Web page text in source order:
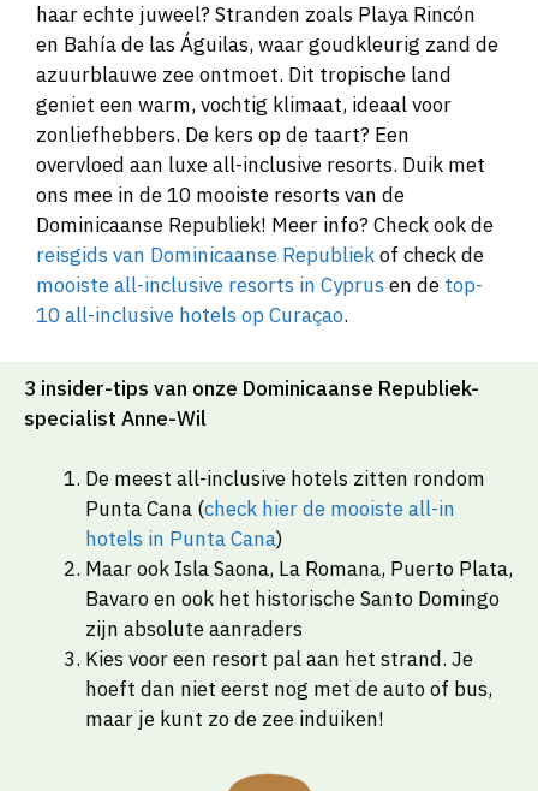
haar echte juweel? Stranden zoals Playa Rincón
en Bahía de las Águilas, waar goudkleurig zand de
azuurblauwe zee ontmoet. Dit tropische land
geniet een warm, vochtig klimaat, ideaal voor
zonliefhebbers. De kers op de taart? Een
overvloed aan luxe all-inclusive resorts. Duik met
ons mee in de 10 mooiste resorts van de
Dominicaanse Republiek! Meer info? Check ook de
reisgids van Dominicaanse Republiekof check de
mooiste all-inclusive resorts in Cyprus en de top-
10 all-inclusive hotels op Curaçao.
3 insider-tips van onze Dominicaanse Republiek-
specialist Anne-Wil
De meest all-inclusive hotels zitten rondom
Punta Cana (check hier de mooiste all-in
hotels in Punta Cana)
Maar ook Isla Saona, La Romana, Puerto Plata,
Bavaro en ook het historische Santo Domingo
zijn absolute aanraders
Kies voor een resort pal aan het strand. Je
hoeft dan niet eerst nog met de auto of bus,
maar je kunt zo de zee induiken!